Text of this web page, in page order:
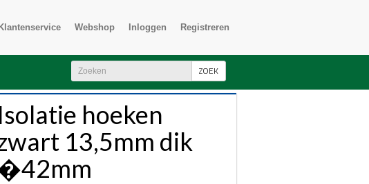
Klantenservice Webshop Inloggen Registreren
ZOEK
Isolatie hoeken
13,5mm dik